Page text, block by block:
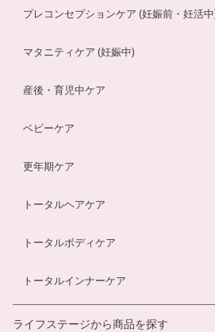
プレコンセプションケア (妊娠前・妊活
妊活サプリ
酵素ドリンク
温活シルク腹巻き
マタニティケア (妊娠中)
葉酸サプリ
産後・育児中ケア
DHA・EPAサプリ
ルイボスティー
離乳食サービス
ベビーケア
ベビーオイル
更年期ケア
薬用入浴剤
トータルヘアケア
ヘアローション
ヘアカラートリートメント
トータルボディケア
ダイエットサプリ
酵素ドリンク
トータルインナーケア
ライフステージから商品を探す